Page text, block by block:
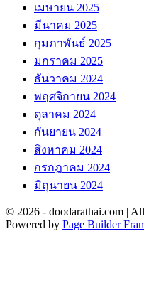
เมษายน 2025
มีนาคม 2025
กุมภาพันธ์ 2025
มกราคม 2025
ธันวาคม 2024
พฤศจิกายน 2024
ตุลาคม 2024
กันยายน 2024
สิงหาคม 2024
กรกฎาคม 2024
มิถุนายน 2024
© 2026 - doodarathai.com |
Powered by Page Builder